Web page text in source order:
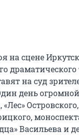
на сцене
на суд
день
Васильева и